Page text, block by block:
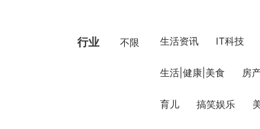
行业 不限 生活资讯 IT科技
生活|健康|美食 房
育儿 搞笑娱乐